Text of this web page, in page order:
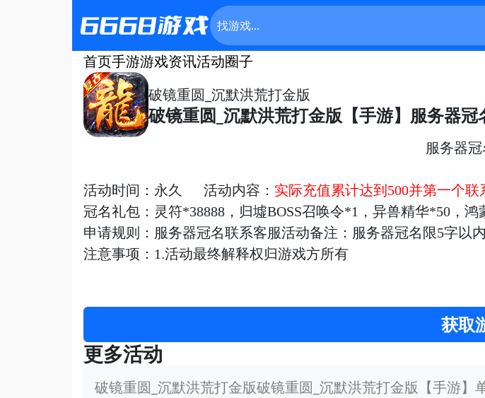
首页手游游戏资讯活动圈子
破镜重圆_沉默洪荒打金版
破镜重圆_沉默洪荒打金版【手游】服务器冠
服务器
活动时间：永久 活动内容： 实际充值累计达到500并第一个联
冠名礼包：灵符*38888，归墟BOSS召唤令*1，异兽精华*50，鸿
申请规则：服务器冠名联系客服活动备注：服务器冠名限5字以
注意事项：1.活动最终解释权归游戏方所有
获取
更多活动
破镜重圆_沉默洪荒打金版破镜重圆_沉默洪荒打金版【手游】